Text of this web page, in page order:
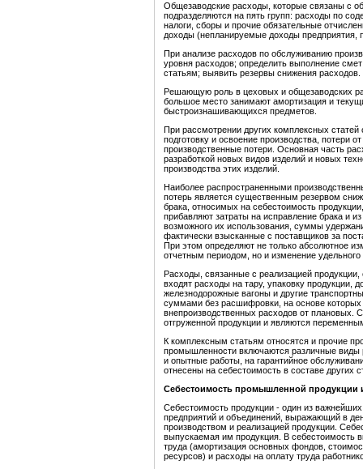
Общезаводские расходы, которые связаны с
подразделяются на пять групп: расходы по
налоги, сборы и прочие обязательные
доходы (непланируемые доходы предприятия,
При анализе расходов по обслуживанию
уровня расходов; определить выполнение
статьям; выявить резервы снижения расходов.
Решающую роль в цеховых и общезаводских
большое место занимают амортизация и
быстроизнашивающихся предметов.
При рассмотрении других комплексных
подготовку и освоение производства, потери
производственные потери. Основная часть
разработкой новых видов изделий и новых
производства этих изделий.
Наиболее распространенными
потерь является существенным резервом
брака, относимых на себестоимость
прибавляют затраты на исправление брака и
возможного их использования, суммы
фактически взысканные с поставщиков за
При этом определяют не только абсолютное
отчетным периодом, но и изменение
Расходы, связанные с реализацией
входят расходы на тару, упаковку продукции,
железнодорожные вагоны и другие
суммами без расшифровки, на основе
внепроизводственных расходов от плановых.
отгруженной продукции и являются
К комплексным статьям относятся и прочие
промышленности включаются различные виды
и опытные работы, на гарантийное
отнесены на себестоимость в составе других
Себестоимость промышленной продукции и
Себестоимость продукции - один из
предприятий и объединений, выражающий в
производством и реализацией продукции.
выпускаемая им продукция. В себестоимость
труда (амортизация основных фондов,
ресурсов) и расходы на оплату труда